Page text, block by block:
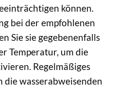
können.
bei der empfohlenen
Sie sie gegebenenfalls
Temperatur, um die
Regelmäßiges
wasserabweisenden